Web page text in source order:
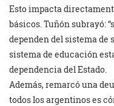
Esto impacta
básicos. Tuñón subrayó:
dependen del sistema de
sistema de educación
dependencia del Estado.
Además, remarcó una
todos los argentinos es